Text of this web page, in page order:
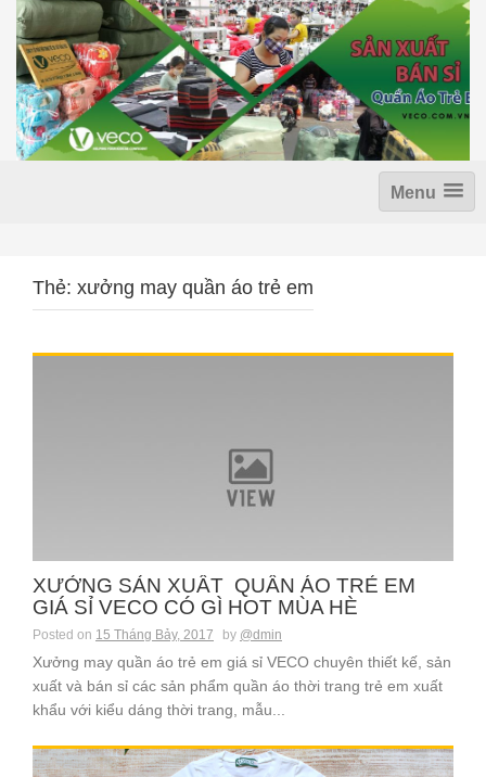
Menu
Thẻ: xưởng may quần áo trẻ em
XƯỞNG SẢN XUẤT QUẦN ÁO TRẺ EM
GIÁ SỈ VECO CÓ GÌ HOT MÙA HÈ
Posted on 15 Tháng Bảy, 2017 by @dmin
Xưởng may quần áo trẻ em giá sỉ VECO chuyên thiết kế, sản
xuất và bán sỉ các sản phẩm quần áo thời trang trẻ em xuất
khẩu với kiểu dáng thời trang, mẫu...